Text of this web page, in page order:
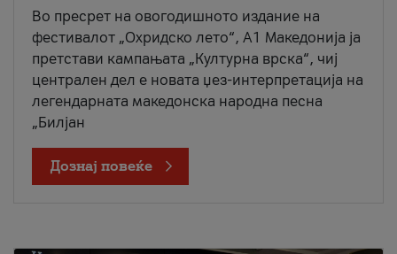
Во пресрет на овогодишното издание на
фестивалот „Охридско лето“, А1 Македонија ја
претстави кампањата „Културна врска“, чиј
централен дел е новата џез-интерпретација на
легендарната македонска народна песна
„Билјан
Дознај повеќе